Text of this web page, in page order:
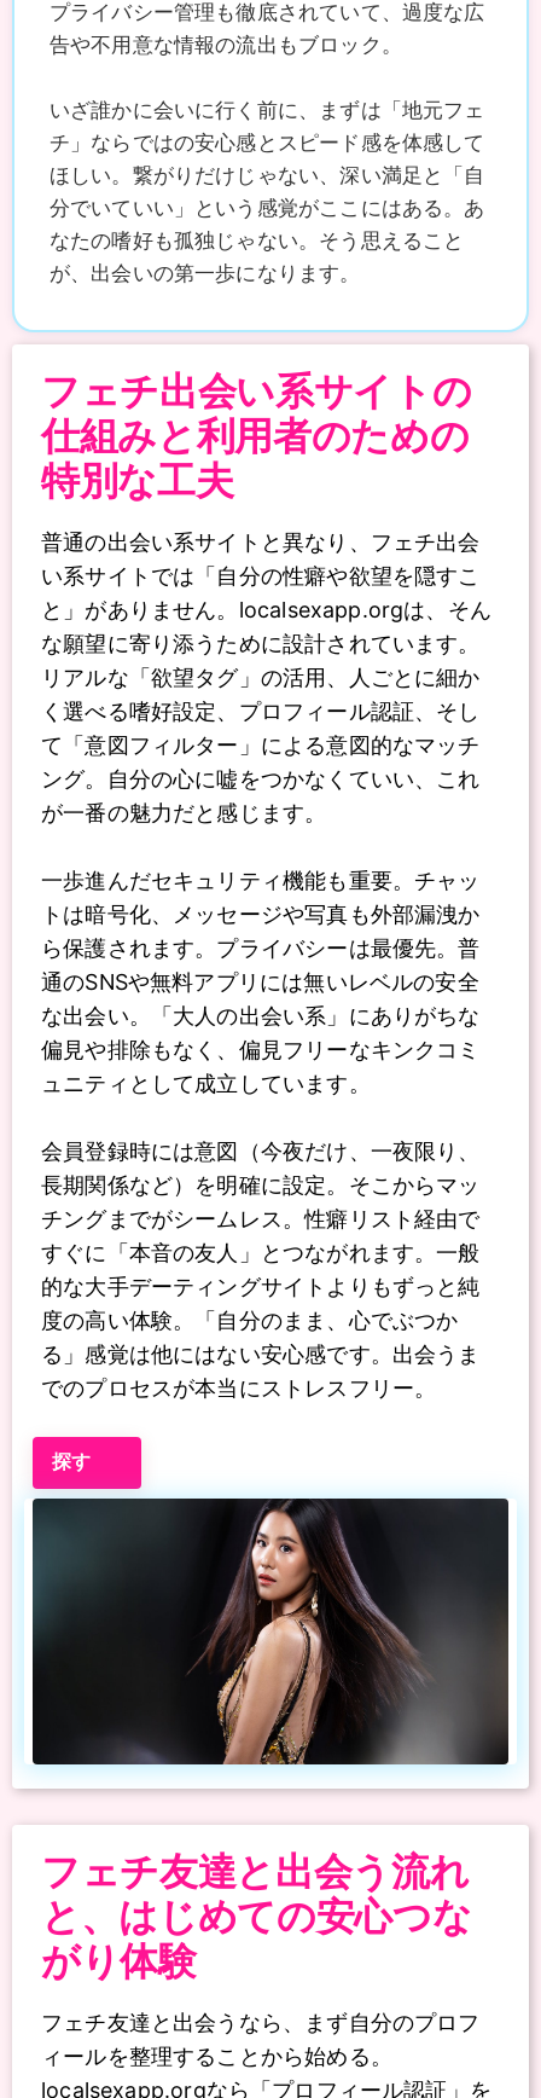
プライバシー管理も徹底されていて、過度な広
告や不用意な情報の流出もブロック。
いざ誰かに会いに行く前に、まずは「地元フェ
チ」ならではの安心感とスピード感を体感して
ほしい。繋がりだけじゃない、深い満足と「自
分でいていい」という感覚がここにはある。あ
なたの嗜好も孤独じゃない。そう思えること
が、出会いの第一歩になります。
フェチ出会い系サイトの
仕組みと利用者のための
特別な工夫
普通の出会い系サイトと異なり、フェチ出会
い系サイトでは「自分の性癖や欲望を隠すこ
と」がありません。localsexapp.orgは、そん
な願望に寄り添うために設計されています。
リアルな「欲望タグ」の活用、人ごとに細か
く選べる嗜好設定、プロフィール認証、そし
て「意図フィルター」による意図的なマッチ
ング。自分の心に嘘をつかなくていい、これ
が一番の魅力だと感じます。
一歩進んだセキュリティ機能も重要。チャッ
トは暗号化、メッセージや写真も外部漏洩か
ら保護されます。プライバシーは最優先。普
通のSNSや無料アプリには無いレベルの安全
な出会い。「大人の出会い系」にありがちな
偏見や排除もなく、偏見フリーなキンクコミ
ュニティとして成立しています。
会員登録時には意図（今夜だけ、一夜限り、
長期関係など）を明確に設定。そこからマッ
チングまでがシームレス。性癖リスト経由で
すぐに「本音の友人」とつながれます。一般
的な大手デーティングサイトよりもずっと純
度の高い体験。「自分のまま、心でぶつか
る」感覚は他にはない安心感です。出会うま
でのプロセスが本当にストレスフリー。
探す
フェチ友達と出会う流れ
と、はじめての安心つな
がり体験
フェチ友達と出会うなら、まず自分のプロフ
ィールを整理することから始める。
localsexapp.orgなら「プロフィール認証」を